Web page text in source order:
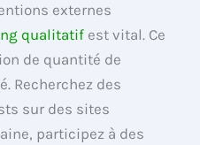
externes
qualitatif est vital. Ce
de quantité de
Recherchez des
sur des sites
participez à des